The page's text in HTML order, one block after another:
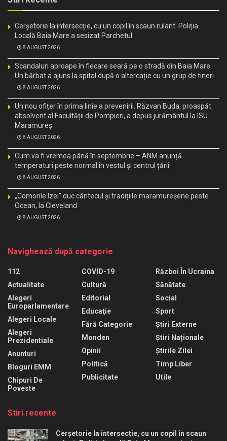
Cerșetorie la intersecție, cu un copil în scaun rulant. Poliția
Locală Baia Mare a sesizat Parchetul
8 AUGUST 2026
Scandaluri aproape în fiecare seară pe o stradă din Baia Mare.
Un bărbat a ajuns la spital după o altercație cu un grup de tineri
8 AUGUST 2026
Un nou ofițer în prima linie a prevenirii. Răzvan Buda, proaspăt
absolvent al Facultății de Pompieri, a depus jurământul la ISU
Maramureș
8 AUGUST 2026
Cum va fi vremea până în septembrie – ANM anunță
temperaturi peste normal în vestul și centrul țării
8 AUGUST 2026
„Comorile Izei” duc cântecul și tradițiile maramureșene peste
Ocean, la Cleveland
8 AUGUST 2026
Navighează după categorie
112
Actualitate
Alegeri
Europarlamentare
Alegeri Locale
Alegeri
Prezidentiale
Anunturi
Bloguri EMM
Chipuri De
Poveste
COVID-19
Cultură
Editorial
Educaţie
Fără Categorie
Monden
Opinii
Politică
Publicitate
Război În Ucraina
Sănătate
Social
Sport
Știri Externe
Știri Naționale
Știrile Zilei
Timp Liber
Utile
Stiri recente
Cerșetorie la intersecție, cu un copil în scaun